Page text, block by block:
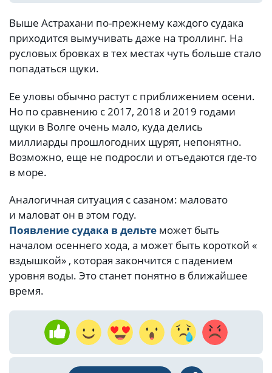
Выше Астрахани по-прежнему каждого судака
приходится вымучивать даже на троллинг. На
русловых бровках в тех местах чуть больше стало
попадаться щуки.
Ее уловы обычно растут с приближением осени.
Но по сравнению с 2017, 2018 и 2019 годами
щуки в Волге очень мало, куда делись
миллиарды прошлогодних щурят, непонятно.
Возможно, еще не подросли и отъедаются где-то
в море.
Аналогичная ситуация с сазаном: маловато
и маловат он в этом году.
Появление судака в дельте может быть
началом осеннего хода, а может быть короткой «
вздышкой» , которая закончится с падением
уровня воды. Это станет понятно в ближайшее
время.